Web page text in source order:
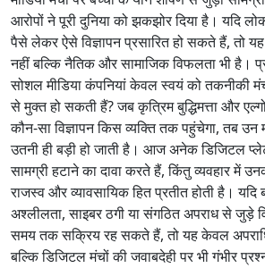
आरोपों ने पूरी दुनिया को झकझोर दिया है। यदि
पैसे लेकर ऐसे विज्ञापन प्रसारित हो सकते हैं, तो
नहीं बल्कि नैतिक और सामाजिक विफलता भी है।
सोशल मीडिया कंपनियां केवल स्वयं को तकनीकी
से मुक्त हो सकती हैं? जब कृत्रिम बुद्धिमत्ता और
कौन-सा विज्ञापन किस व्यक्ति तक पहुंचेगा, तब उन
उतनी ही बड़ी हो जाती है। आज अनेक डिजिटल
सामग्री हटाने का दावा करते हैं, किंतु व्यवहार में
राजस्व और व्यावसायिक हित प्रतीत होती है। यदि
अश्लीलता, साइबर ठगी या संगठित अपराध से जुड़े
समय तक सक्रिय रह सकते हैं, तो यह केवल
बल्कि डिजिटल मंचों की जवाबदेही पर भी गंभीर